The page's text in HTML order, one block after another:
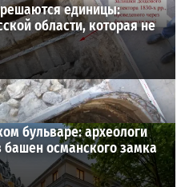
единицы:
области, которая не
бульваре: археологи
османского замка